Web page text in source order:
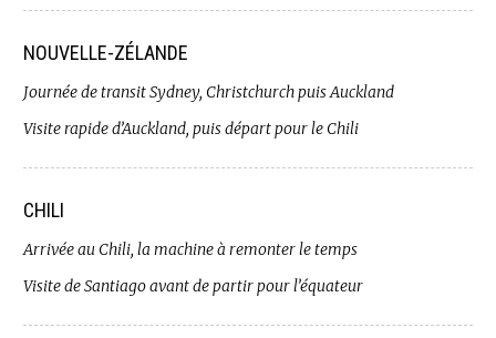
NOUVELLE-ZÉLANDE
Journée de transit Sydney, Christchurch puis Auckland
Visite rapide d’Auckland, puis départ pour le Chili
CHILI
Arrivée au Chili, la machine à remonter le temps
Visite de Santiago avant de partir pour l’équateur